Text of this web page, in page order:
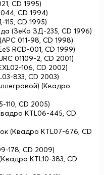
CD 1995)
CD 1994)
CD 1995)
(ЗеКо ЗД-235, CD 1996)
011-98, CD 1998)
RCD-001, CD 1999)
01109-2, CD 2001)
106, CD 2002)
833, CD 2003)
(Квадро
CD 2005)
KTL06-445, CD
(Квадро KTL07-676, CD
178, CD 2009)
KTL10-383, CD